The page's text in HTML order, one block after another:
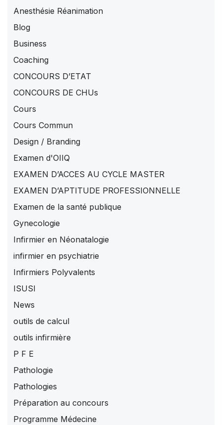
Anesthésie Réanimation
Blog
Business
Coaching
CONCOURS D’ETAT
CONCOURS DE CHUs
Cours
Cours Commun
Design / Branding
Examen d'OIIQ
EXAMEN D’ACCES AU CYCLE MASTER
EXAMEN D’APTITUDE PROFESSIONNELLE
Examen de la santé publique
Gynecologie
Infirmier en Néonatalogie
infirmier en psychiatrie
Infirmiers Polyvalents
ISUSI
News
outils de calcul
outils infirmière
P F E
Pathologie
Pathologies
Préparation au concours
Programme Médecine